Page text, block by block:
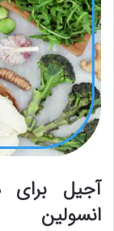
آجیل برای
انسولین